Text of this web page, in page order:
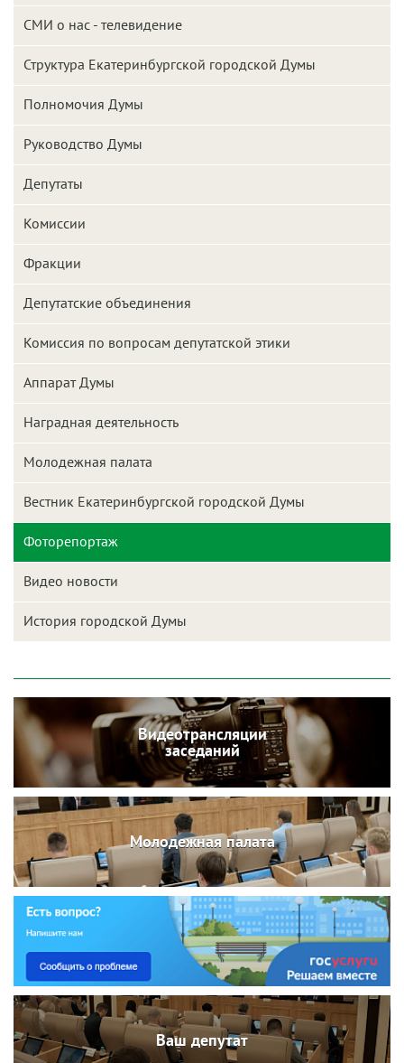
СМИ о нас - телевидение
Структура Екатеринбургской городской Думы
Полномочия Думы
Руководство Думы
Депутаты
Комиссии
Фракции
Депутатские объединения
Комиссия по вопросам депутатской этики
Аппарат Думы
Наградная деятельность
Молодежная палата
Вестник Екатеринбургской городской Думы
Фоторепортаж
Видео новости
История городской Думы
Видеотрансляции
заседаний
Молодежная палата
Ваш депутат